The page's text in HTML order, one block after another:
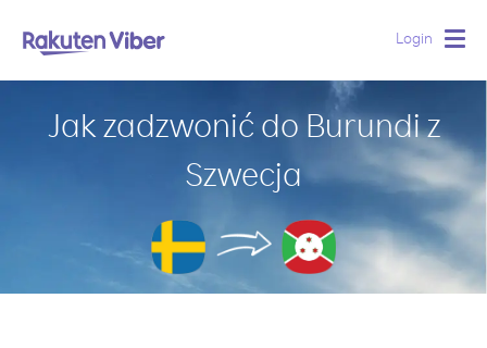
Login
Jak zadzwonić do Burundi z
Szwecja